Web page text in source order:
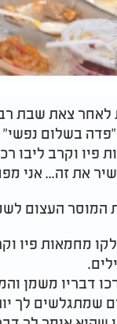
צאת שבת
בשלום
פיו וקרב ליבו
את זה... אני
המוסר העצום
מחמאות פיו
דבריו משמן
שמתגלשים לך